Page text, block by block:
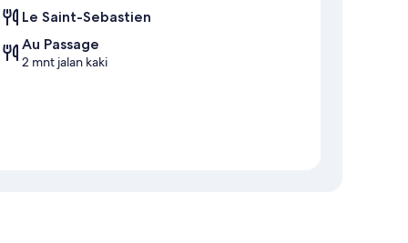
Le Saint-Sebastien
Au Passage
2 mnt jalan kaki